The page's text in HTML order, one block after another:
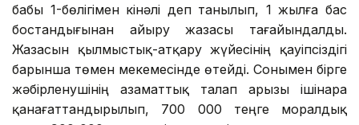
бабы 1-бөлігімен кінәлі деп танылып, 1 жылға бас
бостандығынан айыру жазасы тағайындалды.
Жазасын қылмыстық-атқару жүйесінің қауіпсіздігі
барынша төмен мекемесінде өтейді. Сонымен бірге
жәбірленушінің азаматтық талап арызы ішінара
қанағаттандырылып, 700 000 теңге моралдық